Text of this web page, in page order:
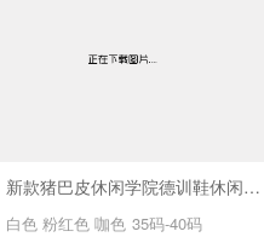
新款猪巴皮休闲学院德训鞋休闲鞋SA6078
白色 粉红色 咖色 35码-40码